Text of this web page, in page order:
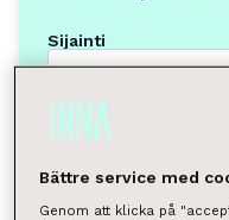
Sijainti
Tilan tyyppi
Valitse
Bättre service med
Genom att klicka på